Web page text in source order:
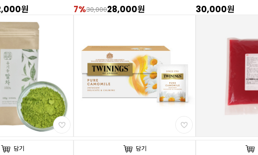
원 7%30,00028,000원 30,000원
담기 담기